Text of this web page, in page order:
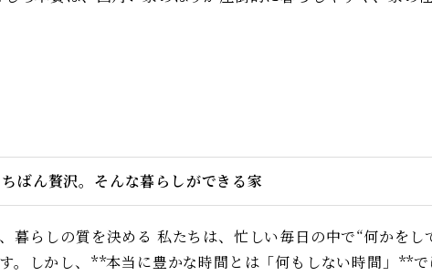
ばん贅沢。そんな暮らしができる家
暮らしの質を決める 私たちは、忙しい毎日の中で“何かを
。しかし、**本当に豊かな時間とは「何もしない時間」**